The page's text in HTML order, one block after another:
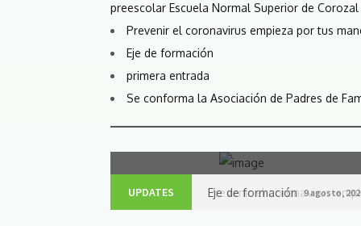
preescolar Escuela Normal Superior de Corozal
Prevenir el coronavirus empieza por tus
Eje de formación
primera entrada
Se conforma la Asociación de Padres de
UPDATES Eje de formación 9 agosto,